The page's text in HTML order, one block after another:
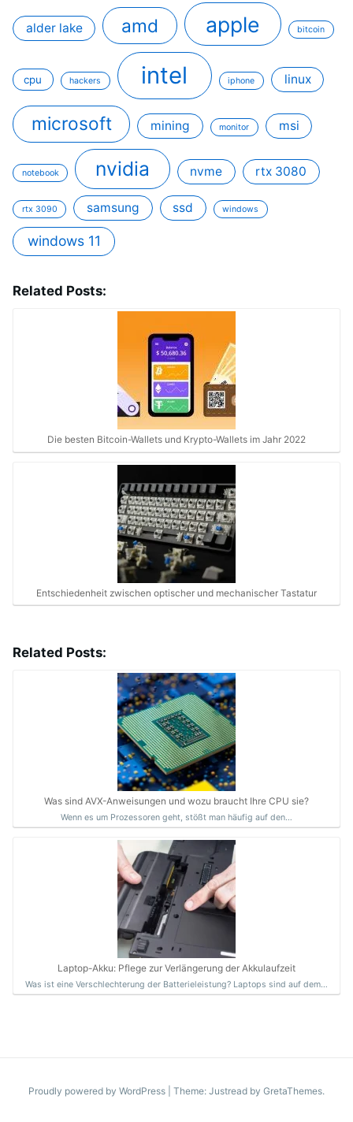
alder lake amd apple bitcoin
cpu hackers intel iphone linux
microsoft mining monitor msi
notebook nvidia nvme rtx 3080
rtx 3090 samsung ssd windows
windows 11
Related Posts:
Die besten Bitcoin-Wallets und Krypto-Wallets im Jahr 2022
Entschiedenheit zwischen optischer und mechanischer Tastatur
Related Posts:
Was sind AVX-Anweisungen und wozu braucht Ihre CPU sie?
Wenn es um Prozessoren geht, stößt man häufig auf den…
Laptop-Akku: Pflege zur Verlängerung der Akkulaufzeit
Was ist eine Verschlechterung der Batterieleistung? Laptops sind auf dem…
Proudly powered by WordPress Theme: Justread by GretaThemes.